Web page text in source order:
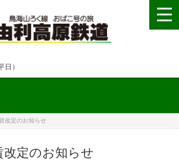
）
改定のお知らせ
改定のお知らせ